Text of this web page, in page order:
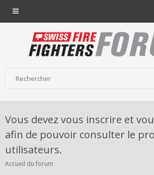
Vous devez vous inscrire et
afin de pouvoir consulter le
utilisateurs.
Accueil du forum